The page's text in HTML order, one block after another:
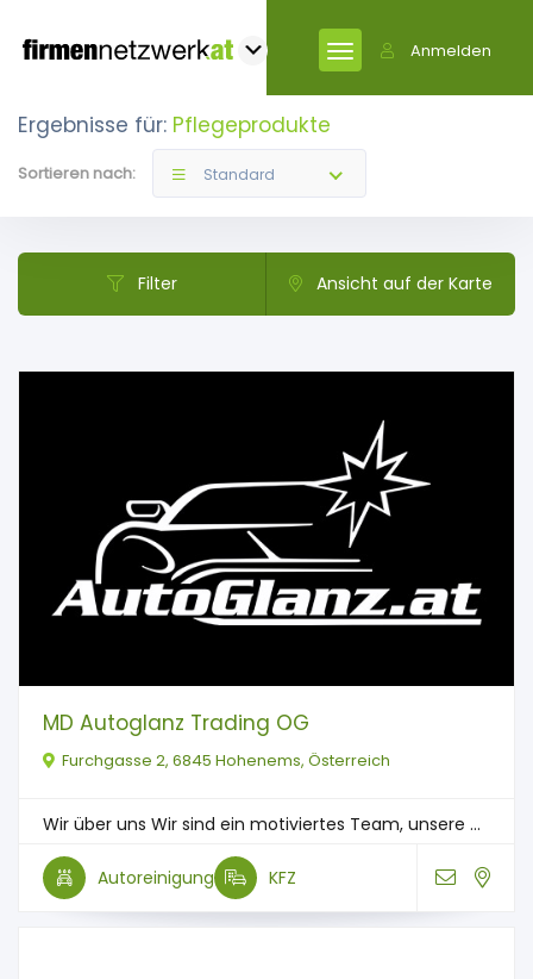
Anmelden
Ergebnisse für: Pflegeprodukte
Sortieren nach: Standard
Filter Ansicht auf der Karte
MD Autoglanz Trading OG
Furchgasse 2, 6845 Hohenems, Österreich
Wir über uns Wir sind ein motiviertes Team, unsere ...
Autoreinigung KFZ